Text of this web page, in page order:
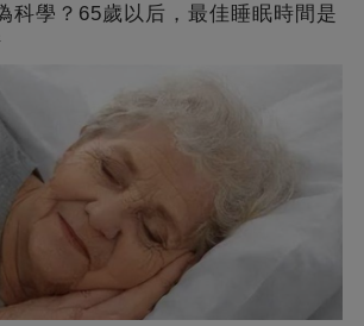
科學？65歲以后，最佳睡眠時間是